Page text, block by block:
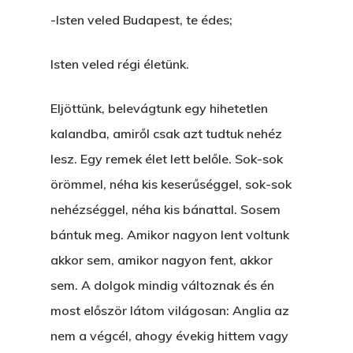
-Isten veled Budapest, te édes;
Isten veled régi életünk.
Eljöttünk, belevágtunk egy hihetetlen
kalandba, amiről csak azt tudtuk nehéz
lesz. Egy remek élet lett belőle. Sok-sok
örömmel, néha kis keserűséggel, sok-sok
nehézséggel, néha kis bánattal. Sosem
bántuk meg. Amikor nagyon lent voltunk
akkor sem, amikor nagyon fent, akkor
sem. A dolgok mindig változnak és én
most először látom világosan: Anglia az
nem a végcél, ahogy évekig hittem vagy